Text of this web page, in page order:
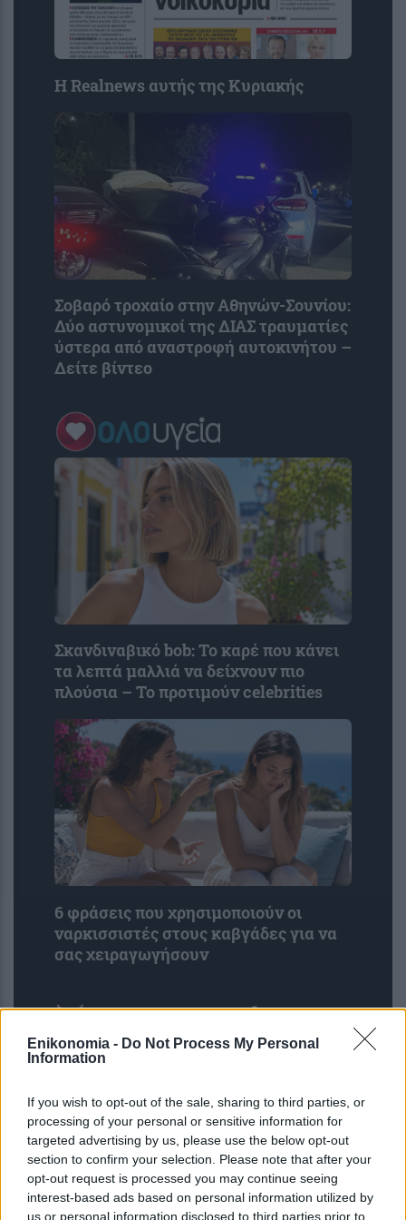
Enikonomia - Do Not Process My Personal
Information
If you wish to opt-out of the sale, sharing to third parties, or
processing of your personal or sensitive information for
targeted advertising by us, please use the below opt-out
section to confirm your selection. Please note that after your
opt-out request is processed you may continue seeing
interest-based ads based on personal information utilized by
us or personal information disclosed to third parties prior to
Η Realnews αυτής της Κυριακής
Σοβαρό τροχαίο στην Αθηνών-Σουνίου:
Δύο αστυνομικοί της ΔΙΑΣ τραυματίες
ύστερα από αναστροφή αυτοκινήτου –
Δείτε βίντεο
Σκανδιναβικό bob: Το καρέ που κάνει
τα λεπτά μαλλιά να δείχνουν πιο
πλούσια – Το προτιμούν celebrities
6 φράσεις που χρησιμοποιούν οι
ναρκισσιστές στους καβγάδες για να
σας χειραγωγήσουν